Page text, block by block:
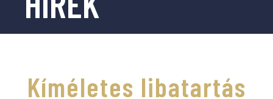
Kíméletes libatartás